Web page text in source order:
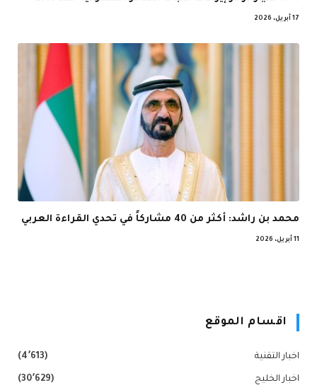
17 أبريل، 2026
محمد بن راشد: أكثر من 40 مشاركاً في تحدي القراءة العربي
11 أبريل، 2026
اقسام الموقع
اخبار التقنية (4٬613)
اخبار الخليج (30٬629)